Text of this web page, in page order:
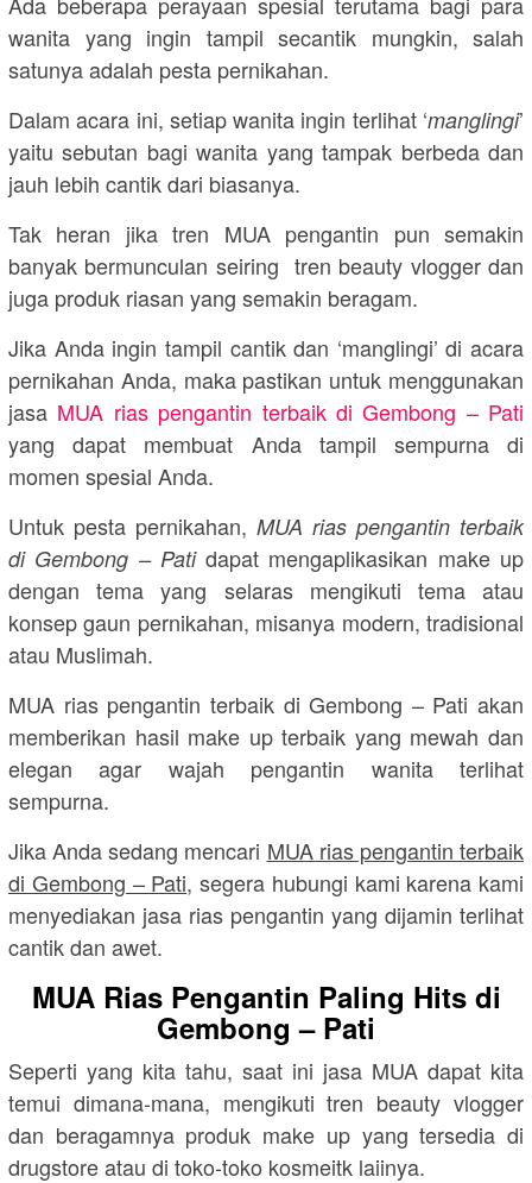
wanita yang ingin tampil secantik mungkin, salah
satunya adalah pesta pernikahan.
Dalam acara ini, setiap wanita ingin terlihat ‘manglingi’
yaitu sebutan bagi wanita yang tampak berbeda dan
jauh lebih cantik dari biasanya.
Tak heran jika tren MUA pengantin pun semakin
banyak bermunculan seiring tren beauty vlogger dan
juga produk riasan yang semakin beragam.
Jika Anda ingin tampil cantik dan ‘manglingi’ di acara
pernikahan Anda, maka pastikan untuk menggunakan
jasa MUA rias pengantin terbaik di Gembong – Pati
yang dapat membuat Anda tampil sempurna di
momen spesial Anda.
Untuk pesta pernikahan, MUA rias pengantin terbaik
di Gembong – Patidapat mengaplikasikan make up
dengan tema yang selaras mengikuti tema atau
konsep gaun pernikahan, misanya modern, tradisional
atau Muslimah.
MUA rias pengantin terbaik di Gembong – Pati akan
memberikan hasil make up terbaik yang mewah dan
elegan agar wajah pengantin wanita terlihat
sempurna.
Jika Anda sedang mencari MUA rias pengantin terbaik
di Gembong – Pati, segera hubungi kami karena kami
menyediakan jasa rias pengantin yang dijamin terlihat
cantik dan awet.
MUA Rias Pengantin Paling Hits di
Gembong – Pati
Seperti yang kita tahu, saat ini jasa MUA dapat kita
temui dimana-mana, mengikuti tren beauty vlogger
dan beragamnya produk make up yang tersedia di
drugstore atau di toko-toko kosmeitk laiinya.